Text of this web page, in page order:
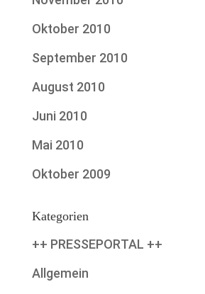
Oktober 2010
September 2010
August 2010
Juni 2010
Mai 2010
Oktober 2009
Kategorien
++ PRESSEPORTAL ++
Allgemein